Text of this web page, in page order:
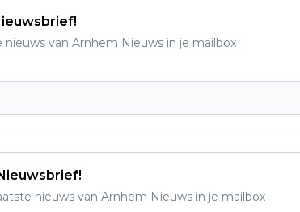
van Arnhem Nieuws in je mailbox
nieuws van Arnhem Nieuws in je mailbox